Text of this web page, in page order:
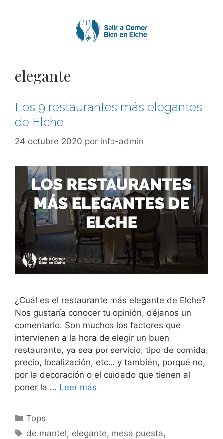
elegante
Los 9 restaurantes más elegantes
de Elche
24 octubre 2020 por info-admin
¿Cuál es el restaurante más elegante de Elche?
Nos gustaría conocer tu opinión, déjanos un
comentario. Son muchos los factores que
intervienen a la hora de elegir un buen
restaurante, ya sea por servicio, tipo de comida,
precio, localización, etc… y también, porqué no,
por la decoración o el cuidado que tienen al
poner la … Leer más
Categorías
Tops
Etiquetas
de mantel, elegante, mesa puesta,